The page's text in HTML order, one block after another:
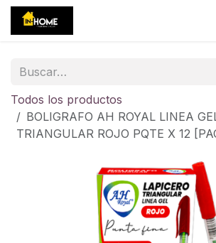
Ir al contenido
Todos los productos
BOLIGRAFO AH ROYAL LINEA
TRIANGULAR ROJO PQTE X 12